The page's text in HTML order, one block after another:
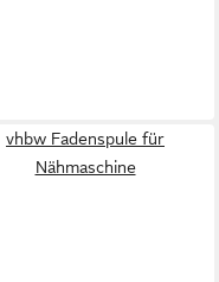
vhbw Fadenspule für
Nähmaschine